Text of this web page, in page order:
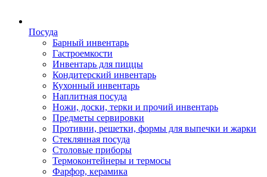
Посуда
Барный инвентарь
Гастроемкости
Инвентарь для пиццы
Кондитерский инвентарь
Кухонный инвентарь
Наплитная посуда
Ножи, доски, терки и прочий инвентарь
Предметы сервировки
Противни, решетки, формы для выпечки и жарки
Стеклянная посуда
Столовые приборы
Термоконтейнеры и термосы
Фарфор, керамика